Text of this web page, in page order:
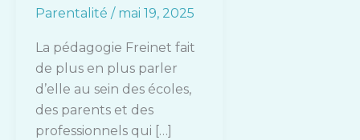
Parentalité / mai 19, 2025
La pédagogie Freinet fait
de plus en plus parler
d’elle au sein des écoles,
des parents et des
professionnels qui […]